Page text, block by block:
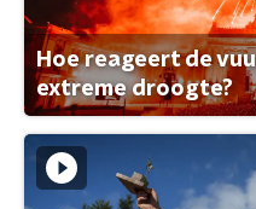
Hoe reageert de
extreme droogte?